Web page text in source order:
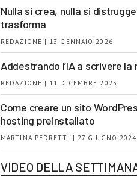
Nulla si crea, nulla si
trasforma
REDAZIONE | 13 GENNAIO 2026
Addestrando l’IA a scrivere la
REDAZIONE | 11 DICEMBRE 2025
Come creare un sito
hosting preinstallato
MARTINA PEDRETTI | 27 GIUGNO 2024
VIDEO DELLA